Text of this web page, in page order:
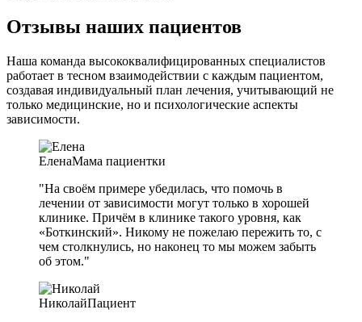
Отзывы наших пациентов
Наша команда высококвалифицированных специалистов
работает в тесном взаимодействии с каждым пациентом,
создавая индивидуальный план лечения, учитывающий не
только медицинские, но и психологические аспекты
зависимости.
ЕленаМама пациентки
"На своём примере убедилась, что помочь в
лечении от зависимости могут только в хорошей
клинике. Причём в клинике такого уровня, как
«Боткинский». Никому не пожелаю пережить то, с
чем столкнулись, но наконец то мы можем забыть
об этом."
НиколайПациент